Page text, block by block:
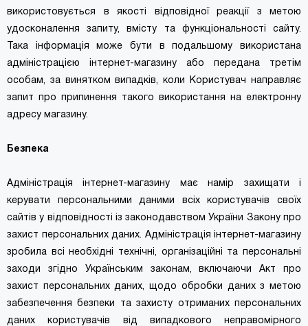
використовується в якості відповідної реакції з метою
удосконалення запиту, вмісту та функціональності сайту.
Така інформація може бути в подальшому використана
адміністрацією інтернет-магазину або передана третім
особам, за винятком випадків, коли Користувач направляє
запит про припинення такого використання на електронну
адресу магазину.
Безпека
Адміністрація інтернет-магазину має намір захищати і
керувати персональними даними всіх користувачів своїх
сайтів у відповідності із законодавством України Закону про
захист персональних даних. Адміністрація інтернет-магазину
зробила всі необхідні технічні, організаційні та персональні
заходи згідно Українським законам, включаючи Акт про
захист персональних даних, щодо обробки даних з метою
забезпечення безпеки та захисту отриманих персональних
даних користувачів від випадкового неправомірного